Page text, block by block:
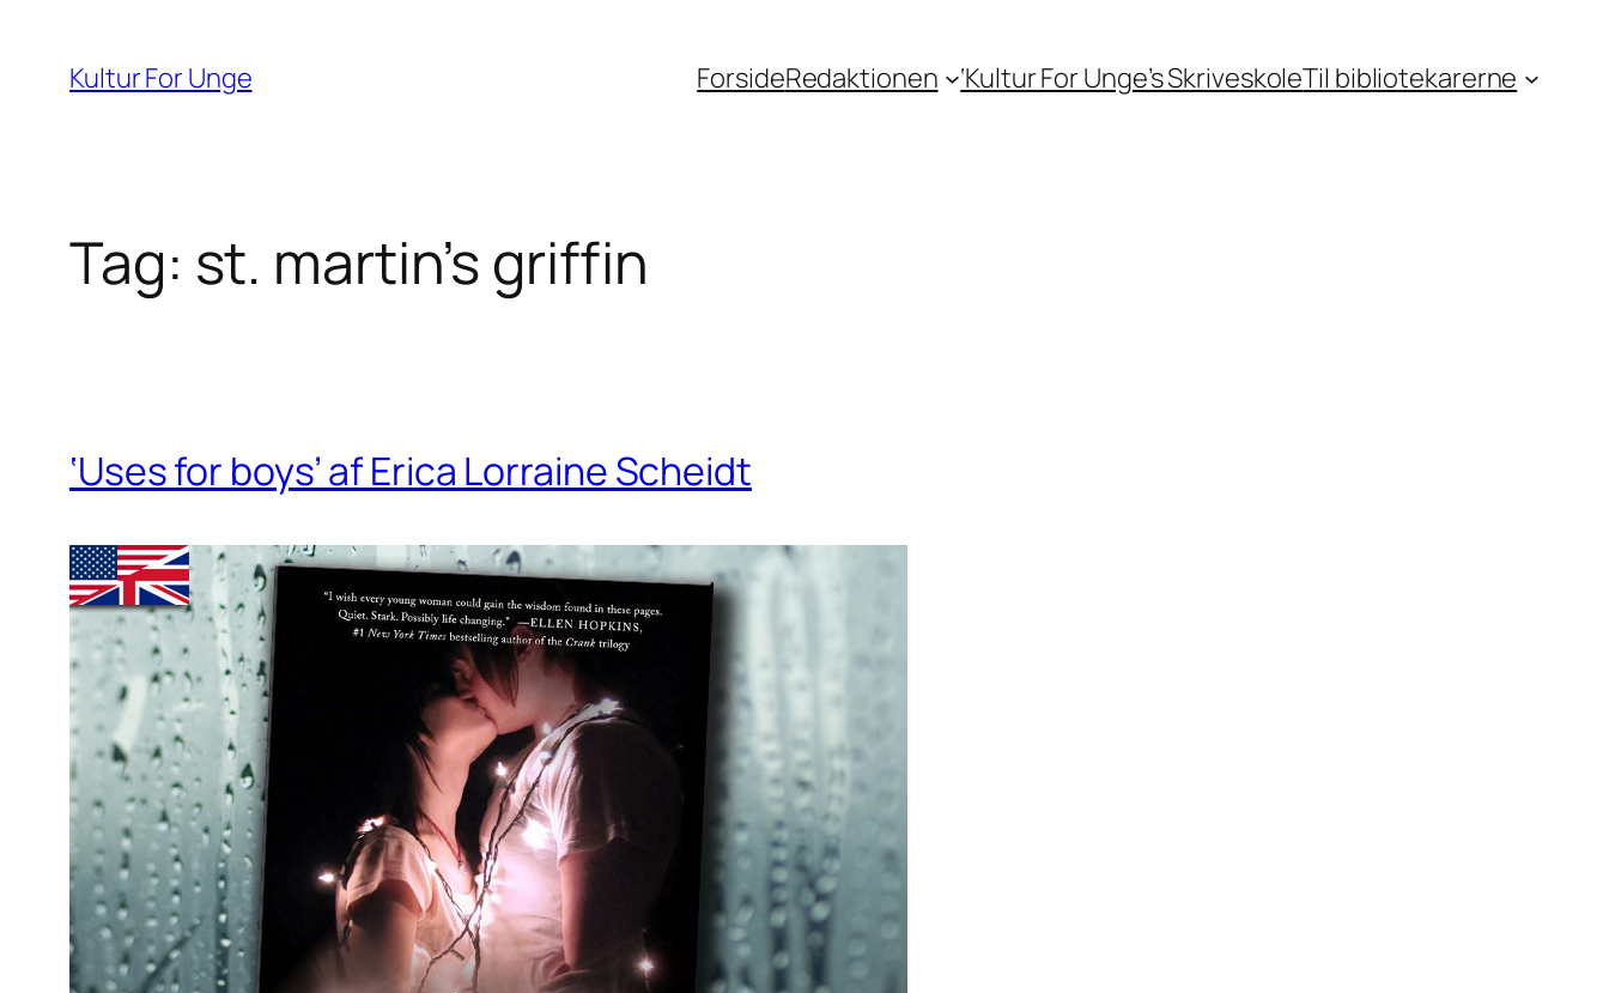
indhold
Kultur For Unge ForsideRedaktionen ‘Kultur For Unge’s SkriveskoleTil bibliotekarerne
Tag: st. martin’s griffin
‘Uses for boys’ af Erica Lorraine Scheidt